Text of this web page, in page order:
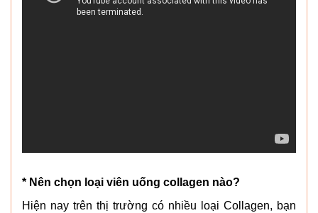
* Nên chọn loại viên uống collagen nào?
Hiện nay trên thị trường có nhiều loại Collagen, bạn